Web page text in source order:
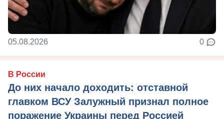
05.08.2026 0
В России
До них начало доходить: отставной
главком ВСУ Залужный признал полное
поражение Украины перед Россией